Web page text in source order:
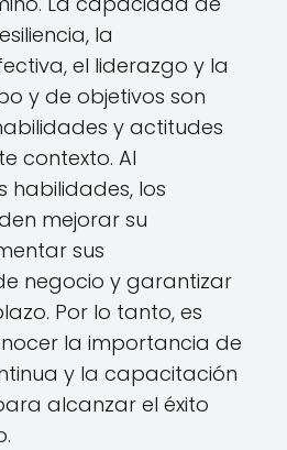
la
el liderazgo y la
y de objetivos son
y actitudes
contexto. Al
habilidades, los
mejorar su
sus
negocio y garantizar
Por lo tanto, es
la importancia de
y la capacitación
alcanzar el éxito